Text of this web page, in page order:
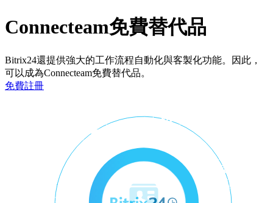
Connecteam免費替代品
Bitrix24還提供強大的工作流程自動化與客製化功能。因此，
可以成為Connecteam免費替代品。
免費註冊